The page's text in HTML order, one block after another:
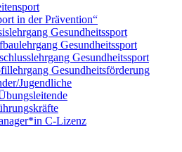
in der Prävention“
Gesundheitssport
Gesundheitssport
Gesundheitssport
Gesundheitsförderung
Jugendliche
C-Lizenz